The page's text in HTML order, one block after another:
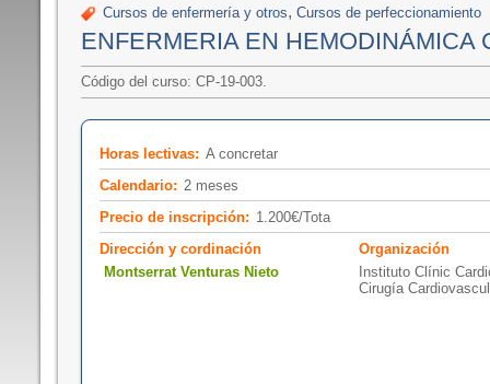
Cursos de enfermería y otros, Cursos de perfeccionamiento
ENFERMERIA EN HEMODINÁMICA
Código del curso: CP-19-003.
Horas lectivas: A concretar
Calendario: 2 meses
Precio de inscripción: 1.200€/Tota
Dirección y cordinación
Montserrat Venturas Nieto
Organización
Instituto Clínic
Cirugía